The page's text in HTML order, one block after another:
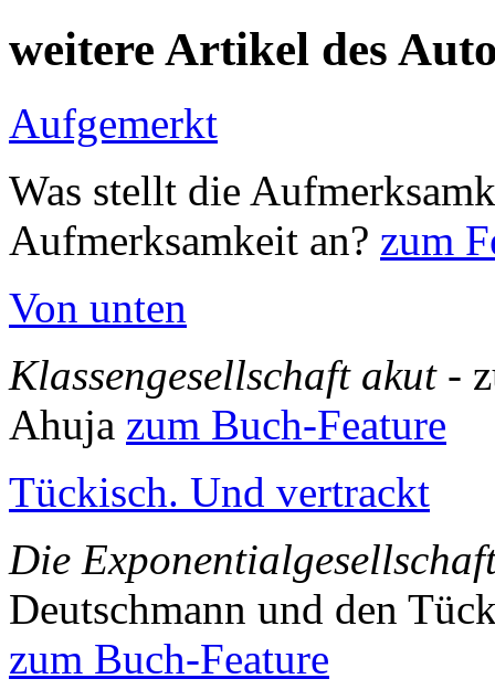
weitere Artikel des
Aufgemerkt
Was stellt die
Aufmerksamkeit an? zum
Von unten
Klassengesellschaft akut-
Ahuja zum Buch-Feature
Tückisch. Und vertrackt
Die
Deutschmann und den
zum Buch-Feature